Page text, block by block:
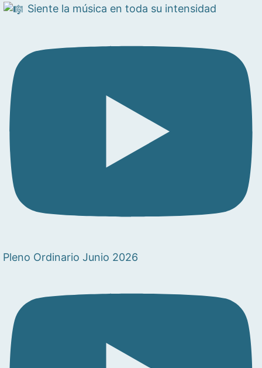
Siente la música en toda su intensidad
Pleno Ordinario Junio 2026